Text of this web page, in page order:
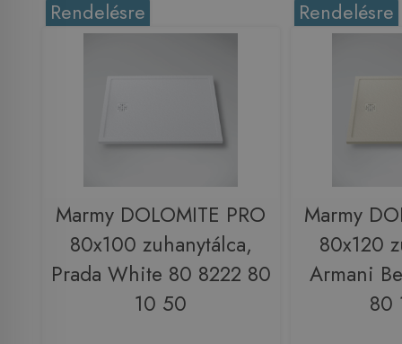
Rendelésre
Marmy DOLOMITE PRO
80x100 zuhanytálca,
Prada White 80 8222 80
10 50
Rendelésre
Marmy
80x120
Armani
80